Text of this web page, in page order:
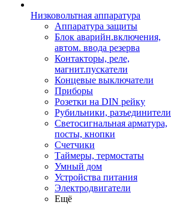
Низковольтная аппаратура
Аппаратура защиты
Блок аварийн.включения,
автом. ввода резерва
Контакторы, реле,
магнит.пускатели
Концевые выключатели
Приборы
Розетки на DIN рейку
Рубильники, разъединители
Светосигнальная арматура,
посты, кнопки
Счетчики
Таймеры, термостаты
Умный дом
Устройства питания
Электродвигатели
Ещё